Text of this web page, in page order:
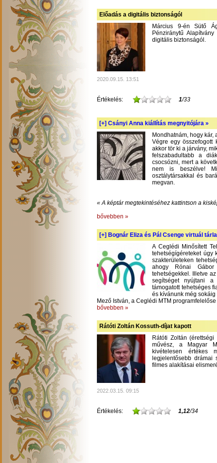
Előadás a digitális biztonságól
Március 9-én Sütő
Pénziránytű
digitális biztonságól.
2020.09.15. 13:51
Értékelés: 1/33
[+] Csányi Anna kiállítás megnyitójára »
Mondhatnám, hogy kár,
Végre egy összefogott
akkor tör ki a járvány,
felszabadultabb a
csocsózni, mert a
nem is beszélve!
osztálytársakkal és
megvan.
« A képtár megtekintéséhez kattintson a
bővebben »
[+] Bognár Eliza és Pál Csenge virtuál
A Ceglédi Minősített
tehetségígéreteket úgy
szakterületeken
ahogy Rónai Gábor
tehetségekkel. Illetve
segítséget nyújtani a
támogatott tehetséges
és kívánunk még
Mező István, a Ceglédi MTM programfelelőse
bővebben »
Rátóti Zoltán Kossuth-díjat kapott
Rátóti Zoltán
művész, a Magyar
kivételesen értékes
legjelentősebb drámai
filmes alakításai
2022.03.15. 09:15
Értékelés: 1,12/34